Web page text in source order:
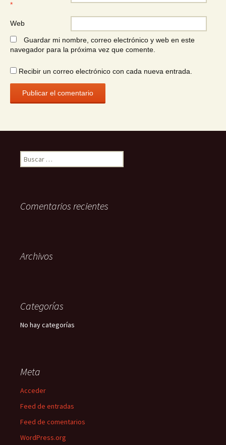
*
Web
Guardar mi nombre, correo electrónico y web en este
navegador para la próxima vez que comente.
Recibir un correo electrónico con cada nueva entrada.
Buscar:
Comentarios recientes
Archivos
Categorías
No hay categorías
Meta
Acceder
Feed de entradas
Feed de comentarios
WordPress.org